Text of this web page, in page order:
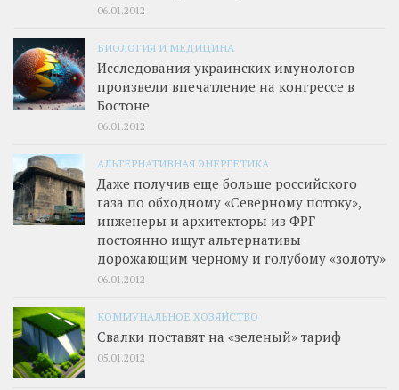
06.01.2012
БИОЛОГИЯ И МЕДИЦИНА
Исследования украинских имунологов
произвели впечатление на конгрессе в
Бостоне
06.01.2012
АЛЬТЕРНАТИВНАЯ ЭНЕРГЕТИКА
Даже получив еще больше российского
газа по обходному «Северному потоку»,
инженеры и архитекторы из ФРГ
постоянно ищут альтернативы
дорожающим черному и голубому «золоту»
06.01.2012
КОММУНАЛЬНОЕ ХОЗЯЙСТВО
Свалки поставят на «зеленый» тариф
05.01.2012